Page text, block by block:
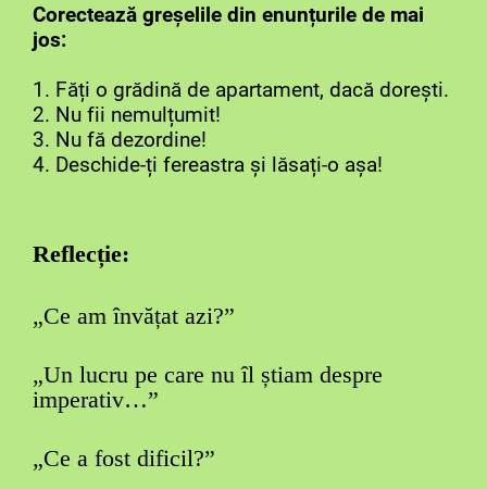
Corectează greșelile din enunțurile de mai
jos:
1. Făți o grădină de apartament, dacă dorești.
2. Nu fii nemulțumit!
3. Nu fă dezordine!
4. Deschide-ți fereastra și lăsați-o așa!
Reflecție:
„Ce am învățat azi?”
„Un lucru pe care nu îl știam despre
imperativ…”
„Ce a fost dificil?”